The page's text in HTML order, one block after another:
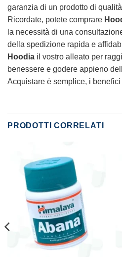
garanzia di un prodotto di
Ricordate, potete comprare
la necessità di una
della spedizione rapida e
Hoodia il vostro alleato per
benessere e godere appieno
Acquistare è semplice, i
PRODOTTI CORRELATI